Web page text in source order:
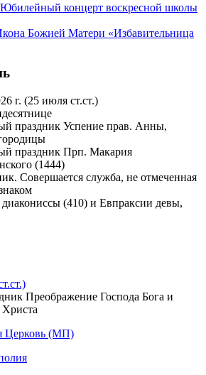
Юбилейный концерт воскресной школы
Божией Матери «Избавительница
г. (25 июля ст.ст.)
Успение прав. Анны,
Прп. Макария
(1444)
(410) и Евпраксии девы,
Преображение Господа Бога и
Церковь (МП)